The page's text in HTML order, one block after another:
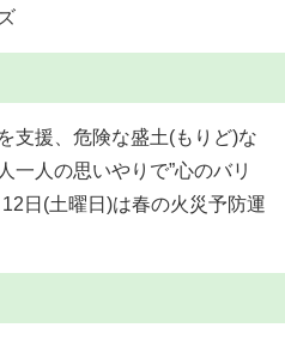
支援、危険な盛土(もりど)な
一人の思いやりで”心のバリ
日(土曜日)は春の火災予防運